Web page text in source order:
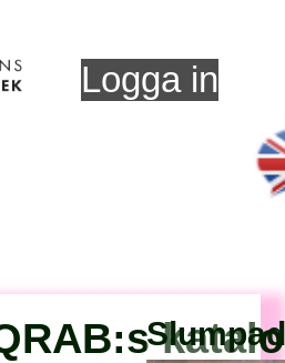
Logga in